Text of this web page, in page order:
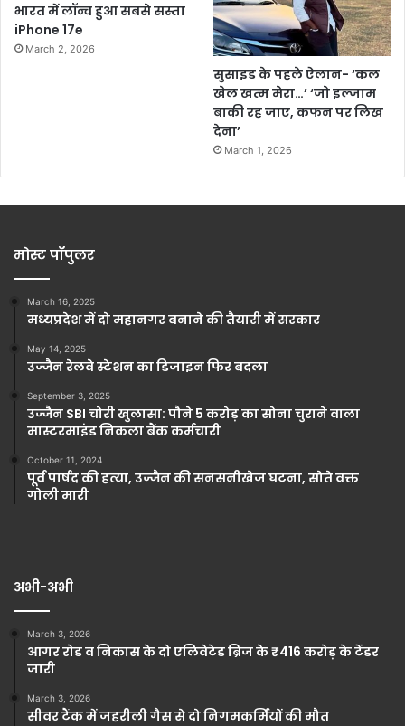
भारत में लॉन्च हुआ सबसे सस्ता
iPhone 17e
March 2, 2026
सुसाइड के पहले ऐलान- ‘कल
खेल खत्म मेरा…’ ‘जो इल्जाम
बाकी रह जाए, कफन पर लिख
देना’
March 1, 2026
मोस्ट पॉपुलर
March 16, 2025
मध्यप्रदेश में दो महानगर बनाने की तैयारी में सरकार
May 14, 2025
उज्जैन रेलवे स्टेशन का डिजाइन फिर बदला
September 3, 2025
उज्जैन SBI चोरी खुलासा: पौने 5 करोड़ का सोना चुराने वाला
मास्टरमाइंड निकला बैंक कर्मचारी
October 11, 2024
पूर्व पार्षद की हत्या, उज्जैन की सनसनीखेज घटना, सोते वक्त
गोली मारी
अभी-अभी
March 3, 2026
आगर रोड व निकास के दो एलिवेटेड ब्रिज के ₹416 करोड़ के टेंडर
जारी
March 3, 2026
सीवर टैंक में जहरीली गैस से दो निगमकर्मियों की मौत